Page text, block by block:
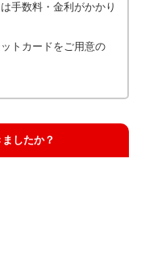
手数料・金利がかかり
トカードをご用意の
したか？